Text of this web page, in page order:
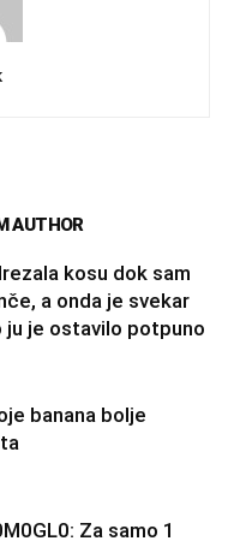
AUTHOR
kosu dok sam
a onda je svekar
je ostavilo potpuno
banana bolje
Za samo 1